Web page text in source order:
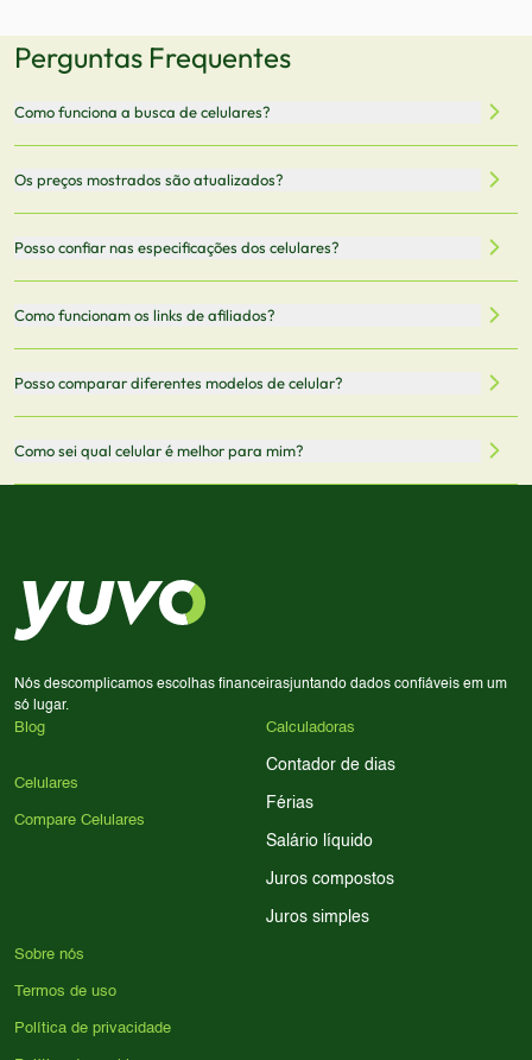
Perguntas Frequentes
Como funciona a busca de celulares?
armazenamento, memória RAM, bateria e conectividade
5G.
Os preços mostrados são atualizados?
vendedor antes de finalizar sua compra.
Posso confiar nas especificações dos celulares?
informações mais recentes de cada modelo.
Como funcionam os links de afiliados?
comissão sem custo adicional para você.
Posso comparar diferentes modelos de celular?
Sim! Você pode selecionar até 3 celulares para comparar
Como sei qual celular é melhor para mim?
processador e bateria são essenciais. Use nossos filtros
para encontrar o celular ideal.
Nós descomplicamos escolhas financeirasjuntando dados confiáveis em um
só lugar.
Blog
Celulares
Compare Celulares
Calculadoras
Contador de dias
Férias
Salário líquido
Juros compostos
Juros simples
Sobre nós
Termos de uso
Política de privacidade